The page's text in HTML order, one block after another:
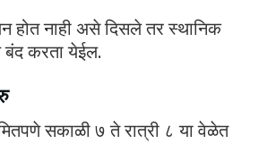
होत नाही असे दिसले तर स्थानिक
बंद करता येईल.
सकाळी ७ ते रात्री ८ या वेळेत